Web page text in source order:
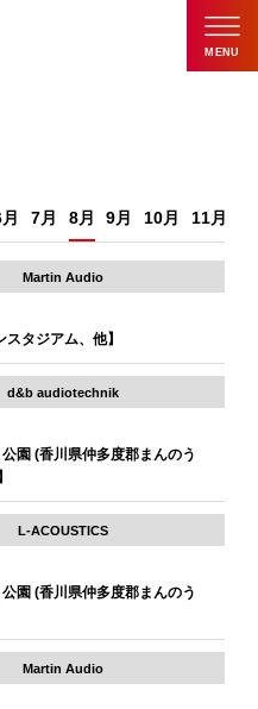
MENU
7月 8月 9月 10月 11月
Martin Audio
タジアム、他】
d&b audiotechnik
園 (香川県仲多度郡まんのう
L-ACOUSTICS
園 (香川県仲多度郡まんのう
Martin Audio